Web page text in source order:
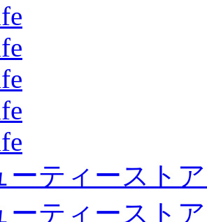
ーティースト
ーティースト